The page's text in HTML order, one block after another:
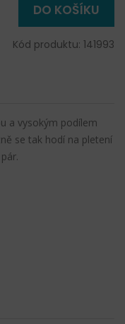
DO KOŠÍKU
Kód produktu: 141993
a vysokým podílem
se tak hodí na pletení